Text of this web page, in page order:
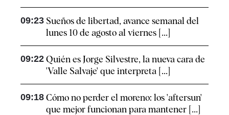
09:23 Sueños de libertad, avance semanal del
lunes 10 de agosto al viernes [...]
09:22 Quién es Jorge Silvestre, la nueva cara de
'Valle Salvaje' que interpreta [...]
09:18 Cómo no perder el moreno: los 'aftersun'
que mejor funcionan para mantener [...]